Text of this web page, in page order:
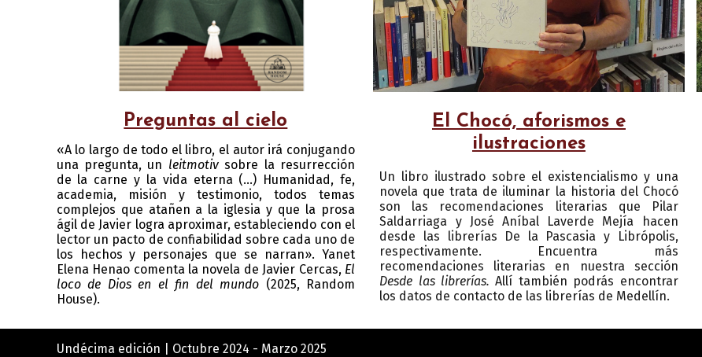
Preguntas al cielo
«A lo largo de todo el libro, el autor irá conjugando
una pregunta, un leitmotivsobre la resurrección
de la carne y la vida eterna (...) Humanidad, fe,
academia, misión y testimonio, todos temas
complejos que atañen a la iglesia y que la prosa
ágil de Javier logra aproximar, estableciendo con el
lector un pacto de confiabilidad sobre cada uno de
los hechos y personajes que se narran». Yanet
Elena Henao comenta la novela de Javier Cercas, El
loco de Dios en el fin del mundo (2025, Random
House).
El Chocó, aforismos e
ilustraciones
Un libro ilustrado sobre el existencialismo y una
novela que trata de iluminar la historia del Chocó
son las recomendaciones literarias que Pilar
Saldarriaga y José Aníbal Laverde Mejía hacen
desde las librerías De la Pascasia y Librópolis,
respectivamente. Encuentra más
recomendaciones literarias en nuestra sección
Desde las librerías.Allí también podrás encontrar
los datos de contacto de las librerías de Medellín.
Undécima edición | Octubre 2024 - Marzo 2025